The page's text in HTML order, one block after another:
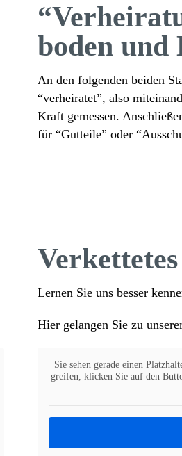
boden und
An den folgenden beiden
“verhei­ratet”, also
Kraft gemessen.
für “Gutteile” oder
Lernen Sie uns besser
Hier gelangen Sie zu
Sie sehen gerade einen
greifen, klicken Sie auf den